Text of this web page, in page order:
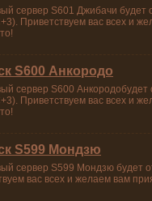
сервер S601 Джибачи будет
Приветствуем вас всех и
S600 Анкородо
сервер S600 Анкородобудет
Приветствуем вас всех и
S599 Мондзю
сервер S599 Мондзю будет
вас всех и желаем вам